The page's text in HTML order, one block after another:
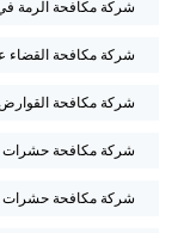
شركة مكافحة الرمة
شركة مكافحة القضاء
شركة مكافحة
شركة مكافحة حشرات
شركة مكافحة حشرات